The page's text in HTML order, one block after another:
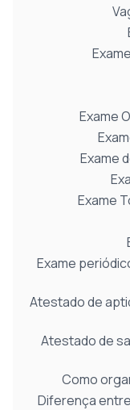
Exame
Exame
Exame
Exame
Atestado de
Atestado de
Como
Diferença